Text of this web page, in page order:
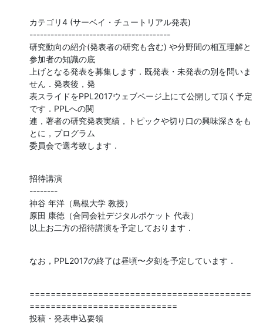
カテゴリ4 (サーベイ・チュートリアル発表)
----------------------------------------
研究動向の紹介(発表者の研究も含む) や分野間の相互理解と
参加者の知識の底
上げとなる発表を募集します．既発表・未発表の別を問いま
せん．発表後，発
表スライドをPPL2017ウェブページ上にて公開して頂く予定
です．PPLへの関
連，著者の研究発表実績，トピックや切り口の興味深さをも
とに，プログラム
委員会で選考致します．
招待講演
--------
神谷 年洋（島根大学 教授）
原田 康徳（合同会社デジタルポケット 代表）
以上お二方の招待講演を予定しております．
なお，PPL2017の終了は昼頃〜夕刻を予定しています．
==========================================
============================
投稿・発表申込要領